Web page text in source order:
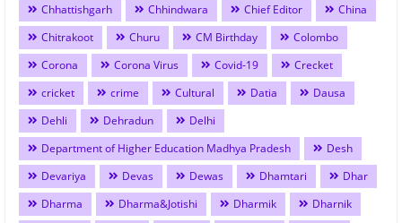
Chhattishgarh
Chhindwara Chief Editor
China
Chitrakoot
Churu CM Birthday
Colombo
Corona
Corona Virus Covid-19
Crecket
cricket
crime Cultural Datia
Dausa
Dehli
Dehradun
Delhi
Department of Higher Education Madhya Pradesh
Desh
Devariya
Devas Dewas Dhamtari
Dhar
Dharma
Dharma&Jotishi Dharmik Dharnik